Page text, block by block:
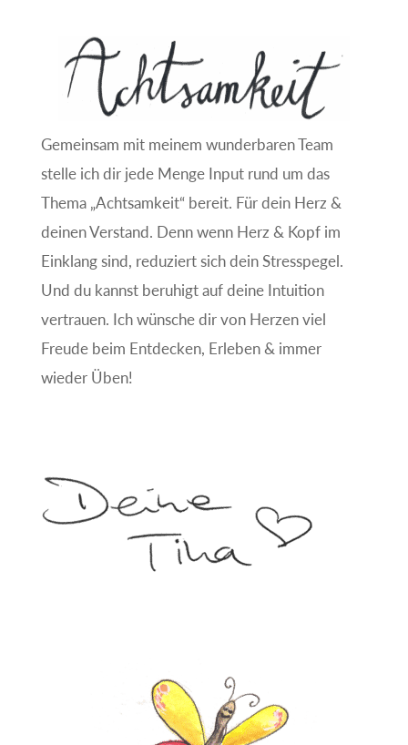
Gemeinsam mit meinem wunderbaren Team
stelle ich dir jede Menge Input rund um das
Thema „Achtsamkeit“ bereit. Für dein Herz &
deinen Verstand. Denn wenn Herz & Kopf im
Einklang sind, reduziert sich dein Stresspegel.
Und du kannst beruhigt auf deine Intuition
vertrauen. Ich wünsche dir von Herzen viel
Freude beim Entdecken, Erleben & immer
wieder Üben!